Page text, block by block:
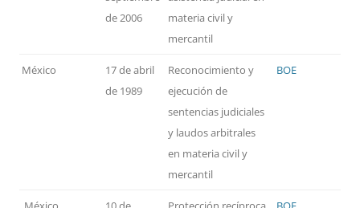
de 2006
materia civil y
mercantil
México
17 de abril
de 1989
Reconocimiento y
ejecución de
sentencias judiciales
y laudos arbitrales
en materia civil y
mercantil
BOE